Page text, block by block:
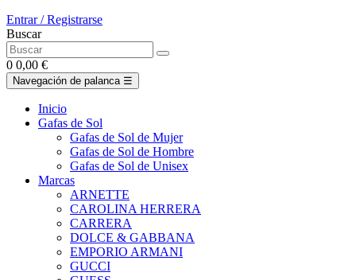
Entrar / Registrarse
Buscar
0 0,00 €
Navegación de palanca ☰
Inicio
Gafas de Sol
Gafas de Sol de Mujer
Gafas de Sol de Hombre
Gafas de Sol de Unisex
Marcas
ARNETTE
CAROLINA HERRERA
CARRERA
DOLCE & GABBANA
EMPORIO ARMANI
GUCCI